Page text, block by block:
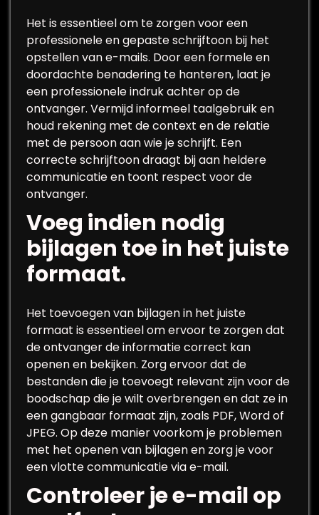
Het is essentieel om te zorgen voor een
professionele en gepaste schrijftoon bij het
opstellen van e-mails. Door een formele en
doordachte benadering te hanteren, laat je
een professionele indruk achter op de
ontvanger. Vermijd informeel taalgebruik en
houd rekening met de context en de relatie
met de persoon aan wie je schrijft. Een
correcte schrijftoon draagt bij aan heldere
communicatie en toont respect voor de
ontvanger.
Voeg indien nodig
bijlagen toe in het juiste
formaat.
Het toevoegen van bijlagen in het juiste
formaat is essentieel om ervoor te zorgen dat
de ontvanger de informatie correct kan
openen en bekijken. Zorg ervoor dat de
bestanden die je toevoegt relevant zijn voor de
boodschap die je wilt overbrengen en dat ze in
een gangbaar formaat zijn, zoals PDF, Word of
JPEG. Op deze manier voorkom je problemen
met het openen van bijlagen en zorg je voor
een vlotte communicatie via e-mail.
Controleer je e-mail op